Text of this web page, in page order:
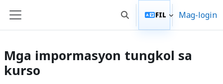
Lumaktaw patungo sa pangunahing nilalaman
Side panel I-toggle ang "input" sa
FIL Mag-login
Mga impormasyon tungkol sa
kurso